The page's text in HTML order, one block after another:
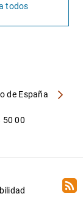
todos
de España
50 00
RSS